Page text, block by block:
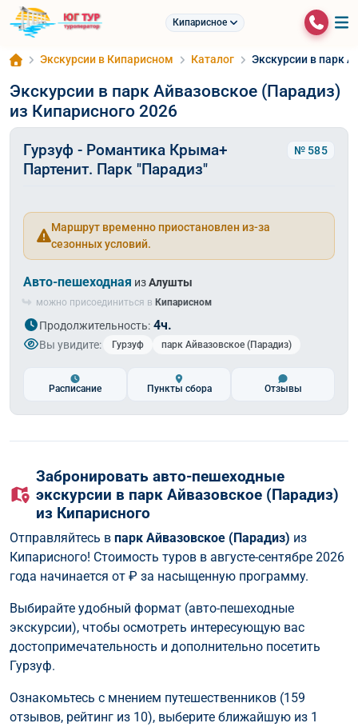
Кипарисное
Экскурсии в Кипарисном Каталог Экскурсии в парк
Экскурсии в парк Айвазовское (Парадиз)
из Кипарисного 2026
Гурзуф - Романтика Крыма+
Партенит. Парк "Парадиз"
№ 585
Маршрут временно приостановлен из-за
сезонных условий.
Авто-пешеходная изАлушты
можно присоединиться в Кипарисном
Продолжительность: 4ч.
Вы увидите: Гурзуф парк Айвазовское (Парадиз)
Расписание Пункты сбора Отзывы
Забронировать авто-пешеходные
экскурсии в парк Айвазовское (Парадиз)
из Кипарисного
Отправляйтесь в парк Айвазовское (Парадиз) из
Кипарисного! Стоимость туров в августе-сентябре 2026
года начинается от ₽ за насыщенную программу.
Выбирайте удобный формат (авто-пешеходные
экскурсии), чтобы осмотреть интересующую вас
достопримечательность и дополнительно посетить
Гурзуф.
Ознакомьтесь с мнением путешественников (159
отзывов, рейтинг из 10), выберите ближайшую из 1